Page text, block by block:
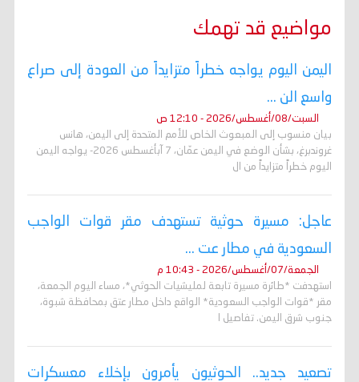
مواضيع قد تهمك
اليمن اليوم يواجه خطراً متزايداً من العودة إلى صراع
واسع الن ...
السبت/08/أغسطس/2026 - 12:10 ص
بيان منسوب إلى المبعوث الخاص للأمم المتحدة إلى اليمن، هانس
غروندبرغ، بشأن الوضع في اليمن عمّان، 7 آبأغسطس 2026- يواجه اليمن
اليوم خطراً متزايداً من ال
عاجل: مسيرة حوثية تستهدف مقر قوات الواجب
السعودية في مطار عت ...
الجمعة/07/أغسطس/2026 - 10:43 م
استهدفت *طائرة مسيرة تابعة لمليشيات الحوثي*، مساء اليوم الجمعة،
مقر *قوات الواجب السعودية* الواقع داخل مطار عتق بمحافظة شبوة،
جنوب شرق اليمن. تفاصيل ا
تصعيد جديد.. الحوثيون يأمرون بإخلاء معسكرات